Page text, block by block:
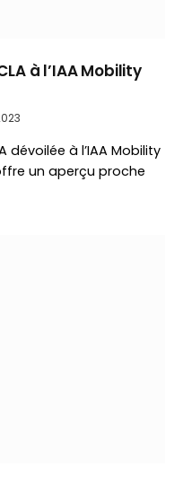
à l’IAA Mobility
dévoilée à l’IAA Mobility
un aperçu proche